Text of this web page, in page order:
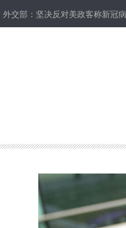
客称新冠病毒为“中国病毒”